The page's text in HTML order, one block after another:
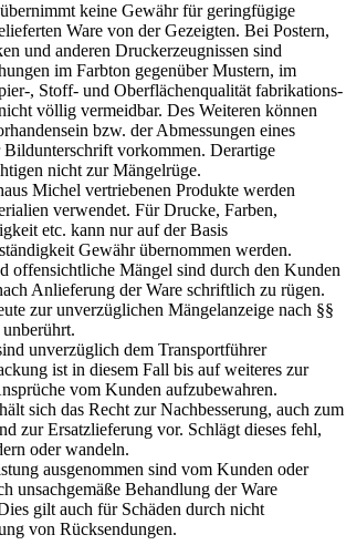
keine Gewähr für geringfügige
Ware von der Gezeigten. Bei Postern,
und anderen Druckerzeugnissen sind
im Farbton gegenüber Mustern, im
, Stoff- und Oberflächenqualität fabrikations-
völlig vermeidbar. Des Weiteren können
bzw. der Abmessungen eines
Bildunterschrift vorkommen. Derartige
nicht zur Mängelrüge.
Michel vertriebenen Produkte werden
verwendet. Für Drucke, Farben,
etc. kann nur auf der Basis
Gewähr übernommen werden.
offensichtliche Mängel sind durch den Kunden
Anlieferung der Ware schriftlich zu rügen.
zur unverzüglichen Mängelanzeige nach §§
unverzüglich dem Transportführer
ist in diesem Fall bis auf weiteres zur
vom Kunden aufzubewahren.
sich das Recht zur Nachbesserung, auch zum
zur Ersatzlieferung vor. Schlägt dieses fehl,
oder wandeln.
ausgenommen sind vom Kunden oder
unsachgemäße Behandlung der Ware
gilt auch für Schäden durch nicht
von Rücksendungen.